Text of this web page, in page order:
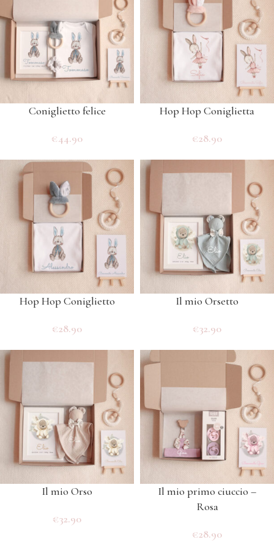
Coniglietto felice
€44.90
Hop Hop Coniglietta
€28.90
Hop Hop Coniglietto
€28.90
Il mio Orsetto
€32.90
Il mio Orso
€32.90
Il mio primo ciuccio –
Rosa
€28.90